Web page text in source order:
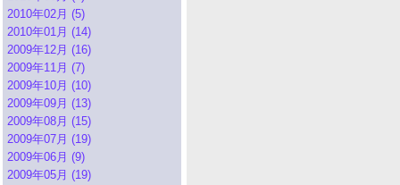
2010年02月 (5)
2010年01月 (14)
2009年12月 (16)
2009年11月 (7)
2009年10月 (10)
2009年09月 (13)
2009年08月 (15)
2009年07月 (19)
2009年06月 (9)
2009年05月 (19)